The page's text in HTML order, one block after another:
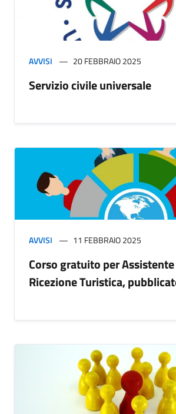
AVVISI 20 FEBBRAIO 2025
Servizio civile universale
AVVISI 11 FEBBRAIO 2025
Corso gratuito per
Ricezione Turistica,